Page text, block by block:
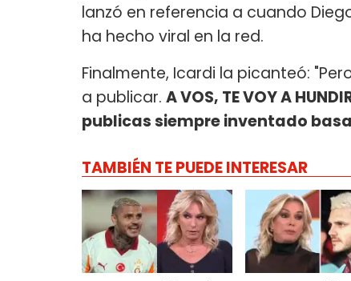
lanzó en referencia a cuando
ha hecho viral en la red.
Finalmente, Icardi la picanteó:
a publicar. A VOS, TE VOY A
publicas siempre inventado
TAMBIÉN TE PUEDE INTERESAR